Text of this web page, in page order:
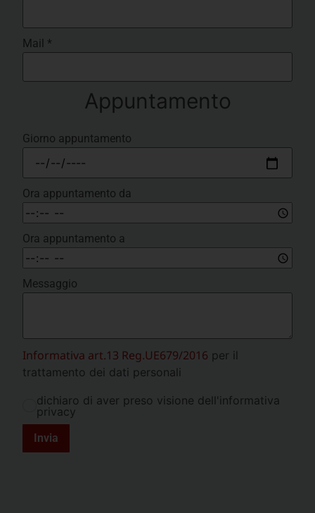
Mail *
Appuntamento
Giorno appuntamento
Ora appuntamento da
Ora appuntamento a
Messaggio
Informativa art.13 Reg.UE679/2016 per il
trattamento dei dati personali
dichiaro di aver preso visione dell'informativa
privacy
Invia